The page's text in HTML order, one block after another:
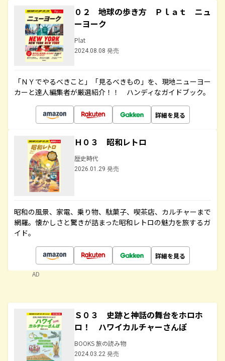
０２ 地球の歩き方 Ｐｌａｔ ニュ
ーヨーク
Plat
2024.08.08 発売
「ＮＹでやるべきこと」「見るべきもの」を、現地ニューヨー
カーと達人編集者が厳選紹介！！ ハンディなガイドブック。
詳細を見る
Ｈ０３ 昭和レトロ
歴史時代
2026.01.29 発売
昭和の風景、家電、乗り物、駄菓子、喫茶店、カルチャーまで
網羅。懐かしさと驚きが詰まった昭和レトロの魅力を旅するガ
イド。
詳細を見る
AD
Ｓ０３ 史跡と神話の舞台をホロホ
ロ！ ハワイカルチャーさんぽ
BOOKS 旅の読み物
2024.03.22 発売